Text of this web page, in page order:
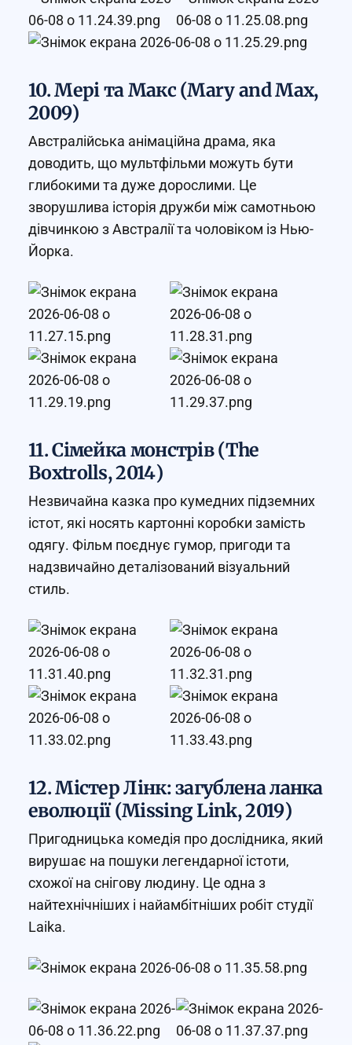
10. Мері та Макс (Mary and Max,
2009)
Австралійська анімаційна драма, яка
доводить, що мультфільми можуть бути
глибокими та дуже дорослими. Це
зворушлива історія дружби між самотньою
дівчинкою з Австралії та чоловіком із Нью-
Йорка.
11. Сімейка монстрів (The
Boxtrolls, 2014)
Незвичайна казка про кумедних підземних
істот, які носять картонні коробки замість
одягу. Фільм поєднує гумор, пригоди та
надзвичайно деталізований візуальний
стиль.
12. Містер Лінк: загублена ланка
еволюції (Missing Link, 2019)
Пригодницька комедія про дослідника, який
вирушає на пошуки легендарної істоти,
схожої на снігову людину. Це одна з
найтехнічніших і найамбітніших робіт студії
Laika.